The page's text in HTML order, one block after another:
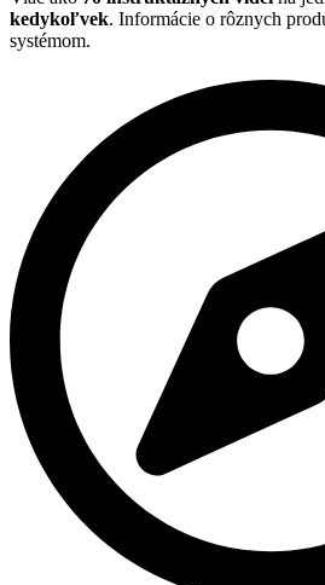
kedykoľvek. Informácie o rôznych
systémom.